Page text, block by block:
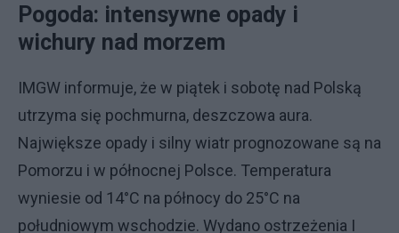
Pogoda: intensywne opady i
wichury nad morzem
IMGW informuje, że w piątek i sobotę nad Polską
utrzyma się pochmurna, deszczowa aura.
Największe opady i silny wiatr prognozowane są na
Pomorzu i w północnej Polsce. Temperatura
wyniesie od 14°C na północy do 25°C na
południowym wschodzie. Wydano ostrzeżenia I